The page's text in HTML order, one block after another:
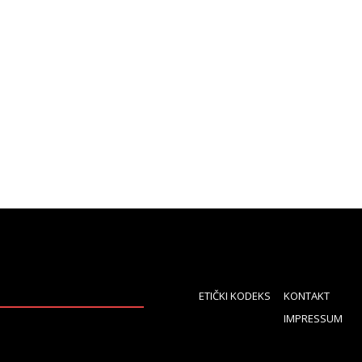
ETIČKI KODEKS
KONTAKT
IMPRESSUM